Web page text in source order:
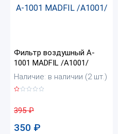
Фильтр воздушный A-
1001 MADFIL /A1001/
Наличие: в наличии (2 шт.)
395₽
350 ₽